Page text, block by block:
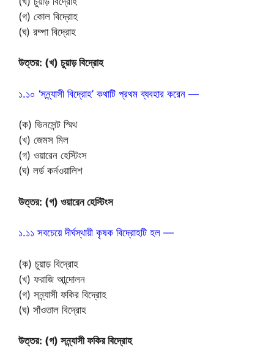
(গ) কোল বিদ্রোহ
(ঘ) রম্পা বিদ্রোহ
উত্তর: (খ) চুয়াড় বিদ্রোহ
১.১০ ‘সন্ন্যাসী বিদ্রোহ’ কথাটি প্রথম ব্যবহার করেন —
(ক) ভিনসেন্ট স্মিথ
(খ) জেমস মিল
(গ) ওয়ারেন হেস্টিংস
(ঘ) লর্ড কর্নওয়ালিশ
উত্তর: (গ) ওয়ারেন হেস্টিংস
১.১১ সবচেয়ে দীর্ঘস্থায়ী কৃষক বিদ্রোহটি হল —
(ক) চুয়াড় বিদ্রোহ
(খ) ফরাজি আন্দোলন
(গ) সন্ন্যাসী ফকির বিদ্রোহ
(ঘ) সাঁওতাল বিদ্রোহ
উত্তর: (গ) সন্ন্যাসী ফকির বিদ্রোহ